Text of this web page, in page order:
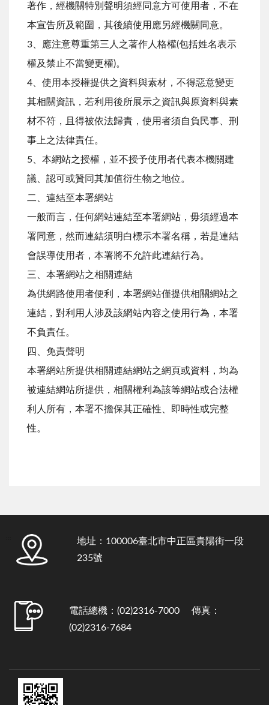
著作，經機關特別聲明須經同意方可使用者，不在
本宣告所及範圍，其後續使用應另經機關同意。
3、應注意尊重第三人之著作人格權(包括姓名表示
權及禁止不當變更權)。
4、使用本授權提供之資料與素材，不得惡意變更
其相關資訊，若利用後所展示之資訊與原資料與素
材不符，且得被依法歸責，使用者須自負民事、刑
事上之法律責任。
5、本網站之授權，並不授予使用者代表本機關建
議、認可或贊同其加值衍生物之地位。
二、連結至本署網站
一般而言，任何網站連結至本署網站，毋須經過本
署同意，然而連結須明白標示本署名稱，若是連結
會誤導使用者，本署將不允許此連結行為。
三、本署網站之相關連結
為供網路使用者便利，本署網站僅提供相關網站之
連結，對利用人涉及該網站內容之使用行為，本署
不負責任。
四、免責聲明
本署網站所提供相關連結網站之網頁或資料，均為
被連結網站所提供，相關權利為該等網站或合法權
利人所有，本署不擔保其正確性、即時性或完整
性。
地址：100006臺北市中正區貴陽街一段
235號
電話總機：(02)2316-7000 傳真：
(02)2316-7684